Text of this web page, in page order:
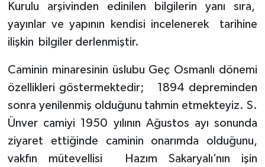
Kurulu arşivinden edinilen bilgilerin yanı sıra,
yayınlar ve yapının kendisi incelenerek
tarihine
ilişkin bilgiler derlenmiştir.
Caminin minaresinin üslubu Geç Osmanlı dönemi
özellikleri göstermektedir;
1894 depreminden
sonra yenilenmiş olduğunu tahmin etmekteyiz. S.
Ünver camiyi 1950 yılının Ağustos ayı sonunda
ziyaret ettiğinde caminin onarımda olduğunu,
vakfın mütevellisi
Hazım Sakaryalı’nın işin